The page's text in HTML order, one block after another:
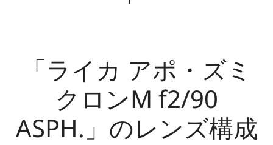
「ライカ アポ・ズミ
クロンM f2/90
ASPH.」のレンズ構成